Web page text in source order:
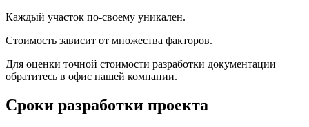
Каждый участок по-своему уникален.
Стоимость зависит от множества факторов.
Для оценки точной стоимости разработки документации
обратитесь в офис нашей компании.
Сроки разработки проекта